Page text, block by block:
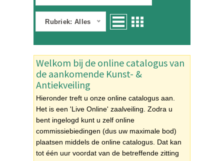
Rubriek: Alles
Welkom bij de online catalogus van
de aankomende Kunst- &
Antiekveiling
Hieronder treft u onze online catalogus aan.
Het is een 'Live Online' zaalveiling. Zodra u
bent ingelogd kunt u zelf online
commissiebiedingen (dus uw maximale bod)
plaatsen middels de online catalogus. Dat kan
tot één uur voordat van de betreffende zitting